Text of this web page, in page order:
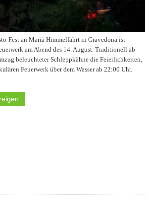
Fest an Mariä Himmelfahrt in Gravedona ist
am Abend des 14. August. Traditionell ab
beleuchteter Schleppkähne die Feierlichkeiten,
Feuerwerk über dem Wasser ab 22:00 Uhr.